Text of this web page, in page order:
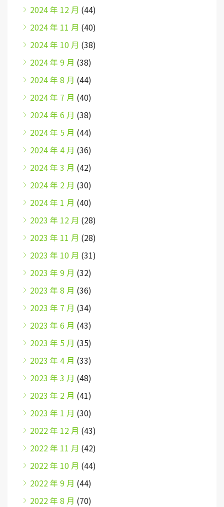
2024 年 12 月 (44)
2024 年 11 月 (40)
2024 年 10 月 (38)
2024 年 9 月 (38)
2024 年 8 月 (44)
2024 年 7 月 (40)
2024 年 6 月 (38)
2024 年 5 月 (44)
2024 年 4 月 (36)
2024 年 3 月 (42)
2024 年 2 月 (30)
2024 年 1 月 (40)
2023 年 12 月 (28)
2023 年 11 月 (28)
2023 年 10 月 (31)
2023 年 9 月 (32)
2023 年 8 月 (36)
2023 年 7 月 (34)
2023 年 6 月 (43)
2023 年 5 月 (35)
2023 年 4 月 (33)
2023 年 3 月 (48)
2023 年 2 月 (41)
2023 年 1 月 (30)
2022 年 12 月 (43)
2022 年 11 月 (42)
2022 年 10 月 (44)
2022 年 9 月 (44)
2022 年 8 月 (70)